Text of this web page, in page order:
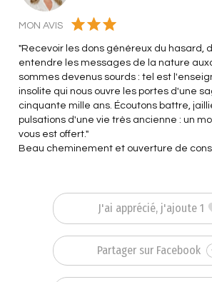
MON AVIS
"Recevoir les dons généreux du hasard,
entendre les messages de la nature
sommes devenus sourds : tel est
insolite qui nous ouvre les portes d'une
cinquante mille ans. Écoutons battre,
pulsations d'une vie très ancienne : un
vous est offert."
Beau cheminement et ouverture de
J'ai apprécié, j'ajoute 1
Partager sur Facebook